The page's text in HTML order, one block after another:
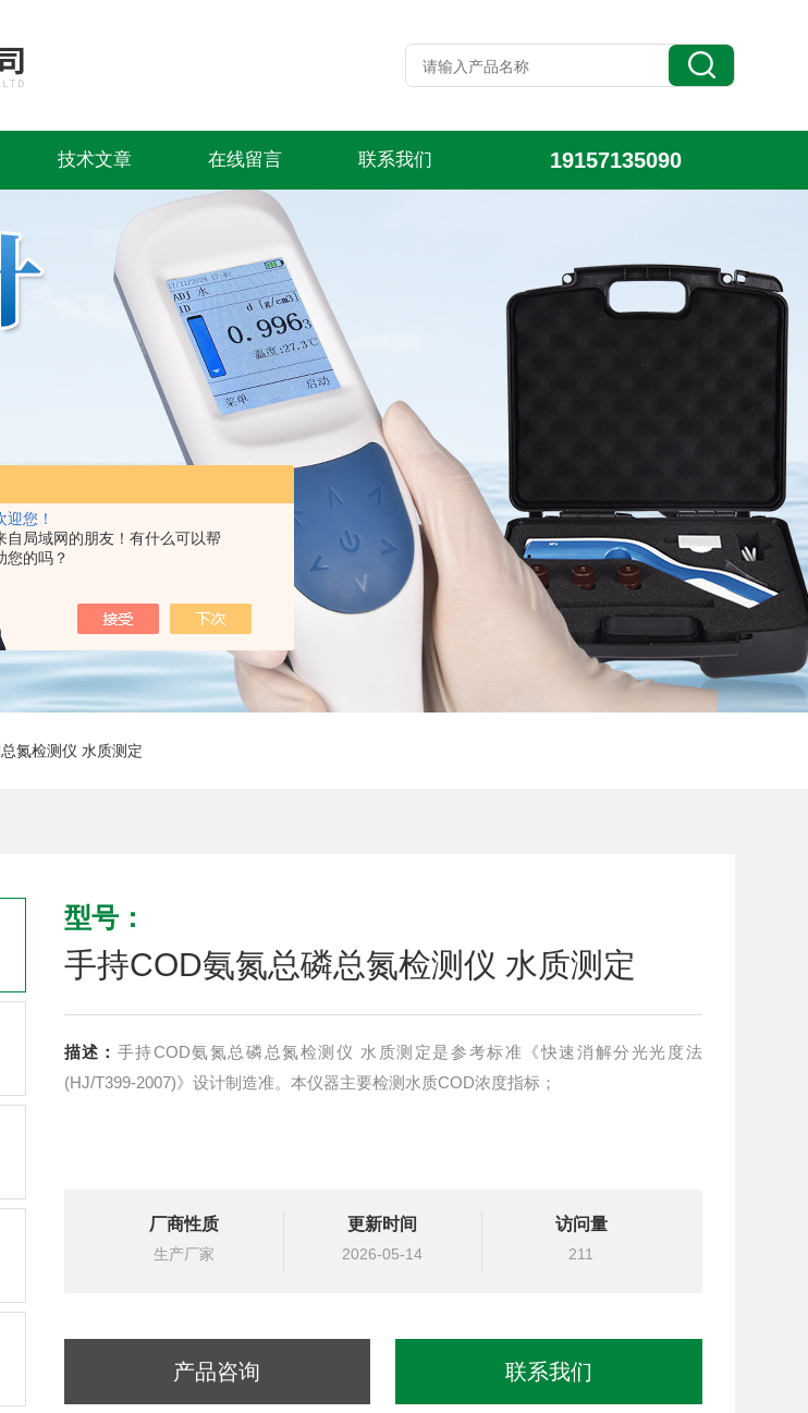
迎您！
自局域网的朋友！有什么可以帮
您的吗？
技术文章 在线留言 联系我们 19157135090
氮检测仪 水质测定
型号：
手持COD氨氮总磷总氮检测仪 水质测定
描述： 手持COD氨氮总磷总氮检测仪 水质测定是参考标准《快速消解分光光度法
(HJ/T399-2007)》设计制造准。本仪器主要检测水质COD浓度指标；
厂商性质
生产厂家
更新时间
2026-05-14
访问量
211
产品咨询 联系我们